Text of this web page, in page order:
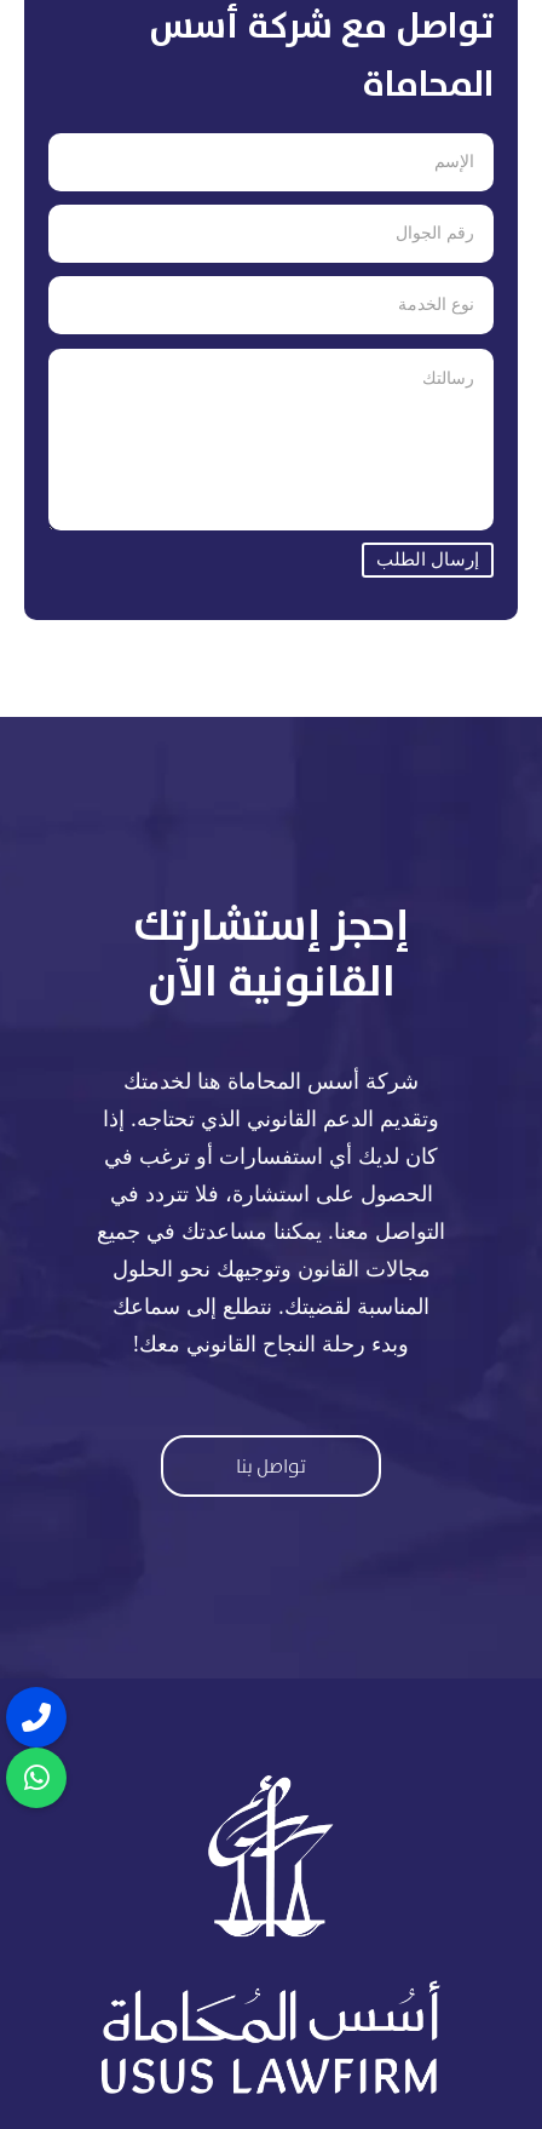
تواصل مع شركة أسس
المحاماة
إرسال الطلب
إحجز إستشارتك
القانونية الآن
شركة أسس المحاماة هنا لخدمتك
وتقديم الدعم القانوني الذي تحتاجه. إذا
كان لديك أي استفسارات أو ترغب في
الحصول على استشارة، فلا تتردد في
التواصل معنا. يمكننا مساعدتك في جميع
مجالات القانون وتوجيهك نحو الحلول
المناسبة لقضيتك. نتطلع إلى سماعك
وبدء رحلة النجاح القانوني معك!
تواصل بنا